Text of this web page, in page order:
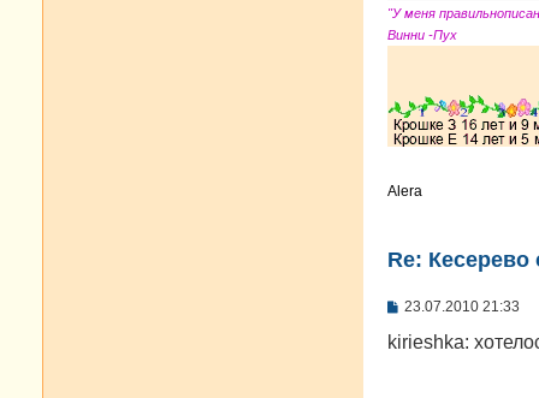
и
"У меня
Винни -Пух
Alera
Re:
С
о
23.07.2010 21:33
kirieshka: